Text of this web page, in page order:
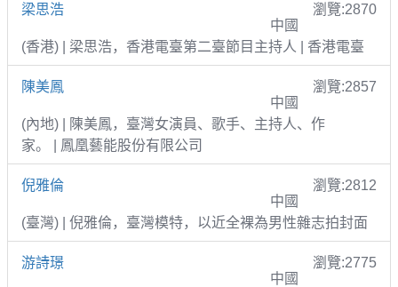
梁思浩
瀏覽:2870
中國
(香港) | 梁思浩，香港電臺第二臺節目主持人 | 香港電臺
陳美鳳
瀏覽:2857
中國
(內地) | 陳美鳳，臺灣女演員、歌手、主持人、作
家。 | 鳳凰藝能股份有限公司
倪雅倫
瀏覽:2812
中國
(臺灣) | 倪雅倫，臺灣模特，以近全裸為男性雜志拍封面
游詩璟
瀏覽:2775
中國